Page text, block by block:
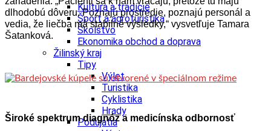
Kultúra a tradície
Šport a agroturistika
Školstvo
Ekonomika obchod a doprava
Žilinský kraj
Tipy
Výlet
Turistika
Cyklistika
Hrady
Podujatia
dlhodobú dôveru. Poznajú prostredie, poznajú personál a
vedia, že liečba má stabilné výsledky,“ vysvetľuje Tamara
Šatanková.
Široké spektrum diagnóz a medicínska odbornosť